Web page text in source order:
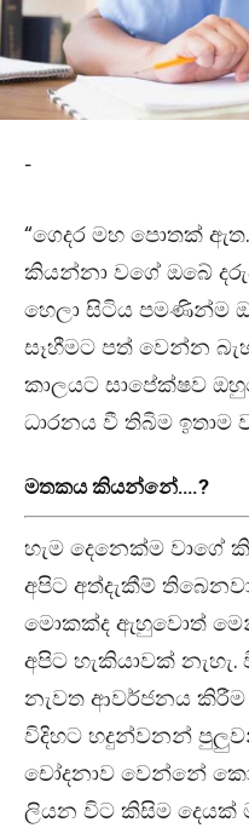
-
“ගෙදර මහ පොතක්
කියන්නා වගේ ඔබේ
හෙලා සිටිය පමණින්ම
සෑහීමට පත් වෙන්න
කාලයට සාපේක්ෂව
ධාරනය වී තිබිම ඉතාම
මතකය කියන්නේ….?
හැම දෙනෙක්ම වාගේ
අපිට අත්දැකීම්
මොකක්ද ඇහුවොත්
අපිට හැකියාවක්
නැවත ආවර්ජනය
විදිහට හදුන්වනන්
චෝදනාව වෙන්නේ
ලියන විට කිසිම දෙයක්